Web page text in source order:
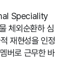
Speciality
체외순환하 심
재현성을 인정
버로 근무한 바